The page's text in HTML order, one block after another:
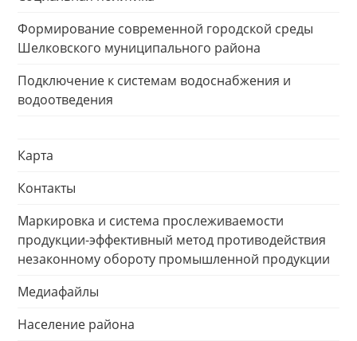
Формирование современной городской среды
Шелковского муниципального района
Подключение к системам водоснабжения и
водоотведения
Карта
Контакты
Маркировка и система прослеживаемости
продукции-эффективный метод противодействия
незаконному обороту промышленной продукции
Медиафайлы
Население района